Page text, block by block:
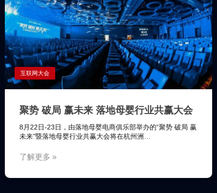
互联网大会
聚势 破局 赢未来 落地母婴行业共赢大会
8月22日-23日，由落地母婴电商俱乐部举办的“聚势 破局 赢
未来”暨落地母婴行业共赢大会将在杭州洲…
了解更多 »